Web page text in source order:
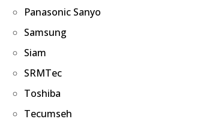
Panasonic Sanyo
Samsung
Siam
SRMTec
Toshiba
Tecumseh